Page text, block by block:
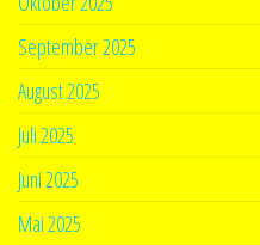
September 2025
August 2025
Juli 2025
Juni 2025
Mai 2025